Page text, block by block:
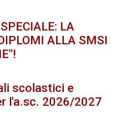
LA
ALLA SMSI
scolastici e
l'a.sc. 2026/2027